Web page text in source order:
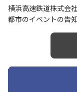
横浜高速鉄道株式会
都市のイベントの告知